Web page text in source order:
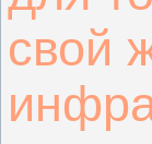
свой